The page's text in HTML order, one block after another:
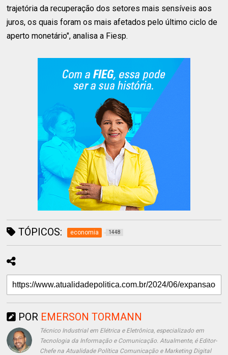
trajetória da recuperação dos setores mais sensíveis aos
juros, os quais foram os mais afetados pelo último ciclo de
aperto monetário", analisa a Fiesp.
TÓPICOS: economia 1448
POR EMERSON TORMANN
Técnico Industrial em Elétrica e Eletrônica, especializado em
Tecnologia da Informação e Comunicação. Atualmente, é Editor-
Chefe na Atualidade Política Comunicação e Marketing Digital